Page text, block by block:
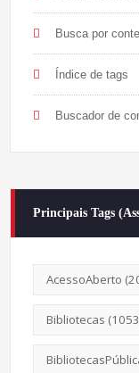
Busca por
Índice de tags
Buscador de
Principais Tags
AcessoAberto
Bibliotecas